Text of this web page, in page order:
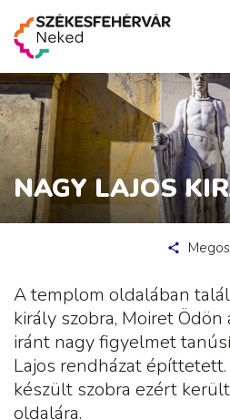
NAGY LAJOS
A templom oldalában
király szobra, Moiret Ödön
iránt nagy figyelmet
Lajos rendházat
készült szobra ezért
oldalára.